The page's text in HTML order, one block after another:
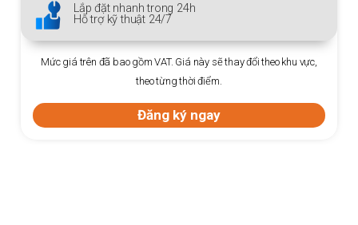
Lắp đặt nhanh trong 24h
Hỗ trợ kỹ thuật 24/7
Mức giá trên đã bao gồm VAT. Giá này sẽ thay đổi theo khu vực,
theo từng thời điểm.
Đăng ký ngay